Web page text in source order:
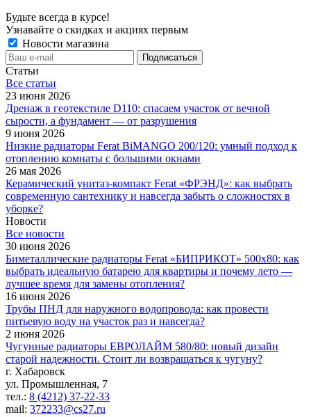
Будьте всегда в курсе!
Узнавайте о скидках и акциях первым
Новости магазина
Статьи
Все cтатьи
23 июня 2026
Дренаж в геотекстиле D110: спасаем участок от вечной
сырости, а фундамент — от разрушения
9 июня 2026
Низкие радиаторы Ferat BiMANGO 200/120: умный подход к
отоплению комнаты с большими окнами
26 мая 2026
Керамический унитаз-компакт Ferat «ФРЭНД»: как выбрать
современную сантехнику и навсегда забыть о сложностях в
уборке?
Новости
Все новости
30 июня 2026
Биметаллические радиаторы Ferat «БИПРИКОТ» 500x80: как
выбрать идеальную батарею для квартиры и почему лето —
лучшее время для замены отопления?
16 июня 2026
Трубы ПНД для наружного водопровода: как провести
питьевую воду на участок раз и навсегда?
2 июня 2026
Чугунные радиаторы ЕВРОЛАЙМ 580/80: новый дизайн
старой надежности. Стоит ли возвращаться к чугуну?
г. Хабаровск
ул. Промышленная, 7
тел.: 8 (4212) 37-22-33
mail: 372233@cs27.ru